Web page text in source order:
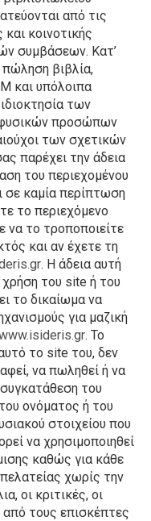
από τις
κοινοτικής
συμβάσεων. Κατ’
βιβλία,
και υπόλοιπα
των
φυσικών προσώπων
των σχετικών
παρέχει την άδεια
του περιεχομένου
σε καμία περίπτωση
το περιεχόμενο
να το τροποποιείτε
και αν έχετε τη
. Η άδεια αυτή
χρήση του site ή του
το δικαίωμα να
για μαζική
. Το
το site του, δεν
να πωληθεί ή να
του
ονόματος ή του
στοιχείου που
να χρησιμοποιηθεί
καθώς για κάθε
χωρίς την
οι κριτικές, οι
από τους επισκέπτες